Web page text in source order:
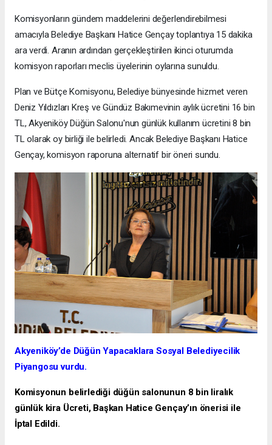
Komisyonların gündem maddelerini değerlendirebilmesi
amacıyla Belediye Başkanı Hatice Gençay toplantıya 15 dakika
ara verdi. Aranın ardından gerçekleştirilen ikinci oturumda
komisyon raporları meclis üyelerinin oylarına sunuldu.
Plan ve Bütçe Komisyonu, Belediye bünyesinde hizmet veren
Deniz Yıldızları Kreş ve Gündüz Bakımevinin aylık ücretini 16 bin
TL, Akyeniköy Düğün Salonu'nun günlük kullanım ücretini 8 bin
TL olarak oy birliği ile belirledi. Ancak Belediye Başkanı Hatice
Gençay, komisyon raporuna alternatif bir öneri sundu.
Akyeniköy’de Düğün Yapacaklara Sosyal Belediyecilik
Piyangosu vurdu.
Komisyonun belirlediği düğün salonunun 8 bin liralık
günlük kira Ücreti, Başkan Hatice Gençay’ın önerisi ile
İptal Edildi.